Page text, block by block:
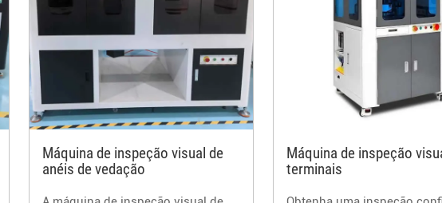
Máquina de inspeção visual de
anéis de vedação
Máquina de inspeção
terminais